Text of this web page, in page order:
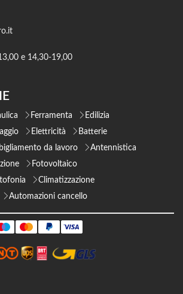
e 14,30-19,00
Ferramenta
Edilizia
Elettricità
Batterie
da lavoro
Antennistica
Fotovoltaico
Climatizzazione
Automazioni cancello